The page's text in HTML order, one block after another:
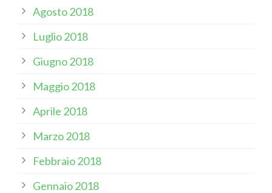
Agosto 2018
Luglio 2018
Giugno 2018
Maggio 2018
Aprile 2018
Marzo 2018
Febbraio 2018
Gennaio 2018